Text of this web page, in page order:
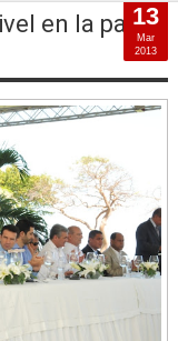
en la parte
13
Mar
2013